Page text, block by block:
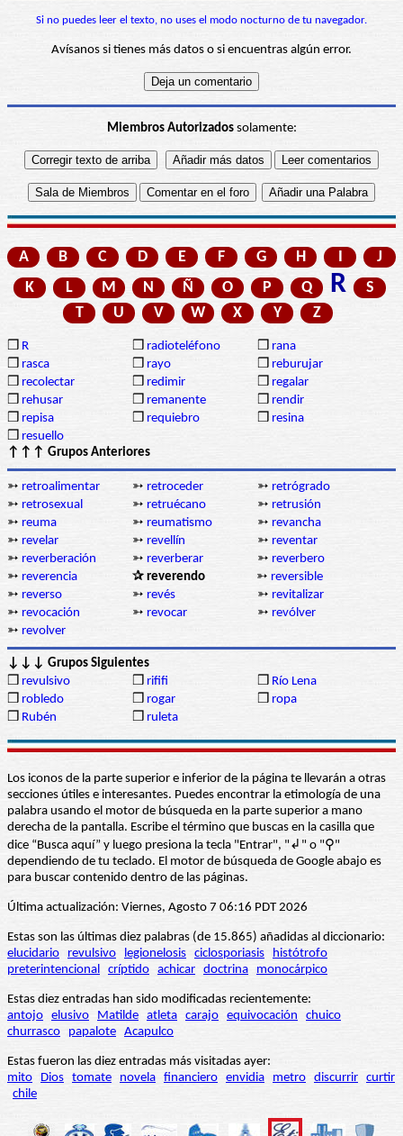
Si no puedes leer el texto, no uses el modo nocturno de tu navegador.
Avísanos si tienes más datos o si encuentras algún error.
Miembros Autorizadossolamente:
A B C D E F G H I
J
K
L M N Ñ O P Q R
S
T
U V W X Y Z
❒ R ❒ radioteléfono ❒ rana
❒ rasca ❒ rayo ❒ reburujar
❒ recolectar ❒ redimir ❒ regalar
❒ rehusar ❒ remanente ❒ rendir
❒ repisa ❒ requiebro ❒ resina
❒ resuello
↑↑↑ Grupos Anteriores
➳ retroalimentar ➳ retroceder ➳ retrógrado
➳ retrosexual ➳ retruécano ➳ retrusión
➳ reuma ➳ reumatismo ➳ revancha
➳ revelar ➳ revellín ➳ reventar
➳ reverberación ➳ reverberar ➳ reverbero
➳ reverencia ✰ reverendo ➳ reversible
➳ reverso ➳ revés ➳ revitalizar
➳ revocación ➳ revocar ➳ revólver
➳ revolver
↓↓↓ Grupos Siguientes
❒ revulsivo ❒ rififi ❒ Río Lena
❒ robledo ❒ rogar ❒ ropa
❒ Rubén ❒ ruleta
Los iconos de la parte superior e inferior de la página te llevarán a otras
secciones útiles e interesantes. Puedes encontrar la etimología de una
palabra usando el motor de búsqueda en la parte superior a mano
derecha de la pantalla. Escribe el término que buscas en la casilla que
dice “Busca aquí” y luego presiona la tecla "Entrar", "↲" o "⚲"
dependiendo de tu teclado. El motor de búsqueda de Google abajo es
para buscar contenido dentro de las páginas.
Última actualización: Viernes, Agosto 7 06:16 PDT 2026
Estas son las últimas diez palabras (de 15.865) añadidas al diccionario:
elucidario
revulsivo legionelosis ciclosporiasis
histótrofo
preterintencional críptido achicar doctrina monocárpico
Estas diez entradas han sido modificadas recientemente:
antojo elusivo Matilde atleta carajo equivocación
chuico
churrasco
papalote Acapulco
Estas fueron las diez entradas más visitadas ayer:
mito
Dios tomate novela financiero envidia metro discurrir curtir
chile